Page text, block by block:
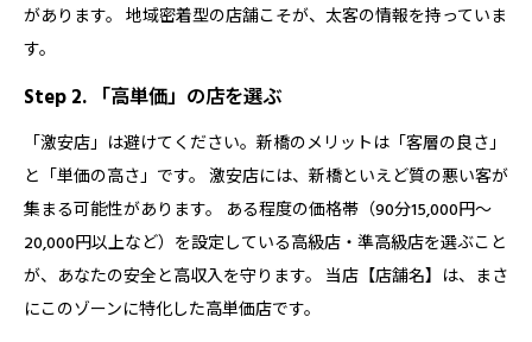
があります。 地域密着型の店舗こそが、太客の情報を持っていま
す。
Step 2. 「高単価」の店を選ぶ
「激安店」は避けてください。新橋のメリットは「客層の良さ」
と「単価の高さ」です。 激安店には、新橋といえど質の悪い客が
集まる可能性があります。 ある程度の価格帯（90分15,000円〜
20,000円以上など）を設定している高級店・準高級店を選ぶこと
が、あなたの安全と高収入を守ります。 当店【店舗名】は、まさ
にこのゾーンに特化した高単価店です。